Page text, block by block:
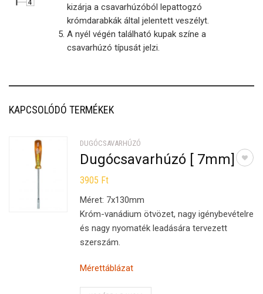
kizárja a csavarhúzóból lepattogzó
krómdarabkák által jelentett veszélyt.
A nyél végén található kupak színe a
csavarhúzó típusát jelzi.
KAPCSOLÓDÓ TERMÉKEK
DUGÓCSAVARHÚZÓ
Dugócsavarhúzó [ 7mm]
3905 Ft
Méret: 7x130mm
Króm-vanádium ötvözet, nagy igénybevételre
és nagy nyomaték leadására tervezett
szerszám.
Mérettáblázat